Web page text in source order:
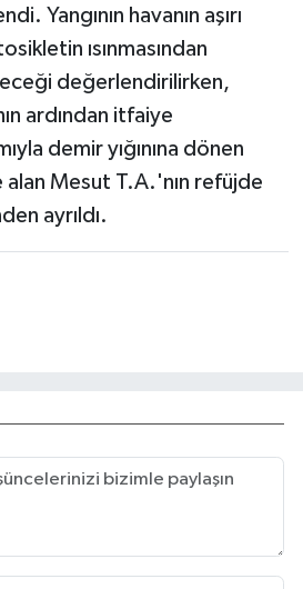
Yangının havanın aşırı
ısınmasından
değerlendirilirken,
ardından itfaiye
demir yığınına dönen
Mesut T.A.'nın refüjde
ayrıldı.